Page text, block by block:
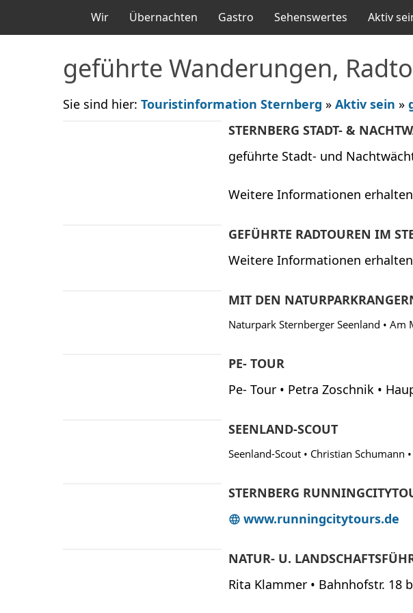
Wir Übernachten Gastro Sehenswertes Aktiv
geführte Wanderungen,
Sie sind hier: Touristinformation Sternberg » Aktiv sein »
STERNBERG STADT- &
geführte Stadt- und
Weitere Informationen
GEFÜHRTE RADTOUREN IM
Weitere Informationen
MIT DEN
Naturpark Sternberger Seenland •
PE- TOUR
Pe- Tour • Petra Zoschnik •
SEENLAND-SCOUT
Seenland-Scout • Christian Schumann
STERNBERG
www.runningcitytours.de
NATUR- U.
Rita Klammer • Bahnhofstr. 18